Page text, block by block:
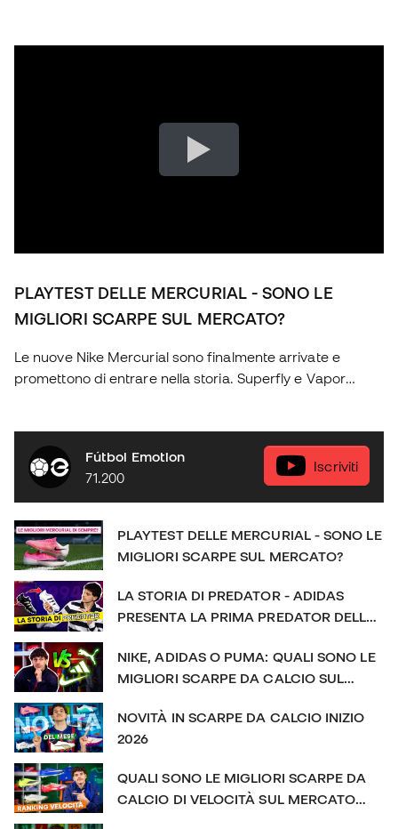
PLAYTEST DELLE MERCURIAL - SONO LE
MIGLIORI SCARPE SUL MERCATO?
Le nuove Nike Mercurial sono finalmente arrivate e
promettono di entrare nella storia. Superfly e Vapor
eccezionali e sensazioni uniche a ogni giocatore. Nel
video di oggi analizzeremo nel dettaglio tutte le novità, le
differenze tra i due modelli e le tecnologie che le
rendono tra le scarpe più attese dell'anno. Non perdetevi
nulla sulle nuove Nike Mercurial! Diventa socio di Futbol
Emotion: http://bit.ly/FEClub Scopri il negozio online:
https://www.futbolemotion.com/it SOCIAL: IG:
https://www.instagram.com/futbolemotionit/ FB:
https://www.facebook.com/futbolemotionit/
#FutbolEmotion #mercurial #nikefoo
Fútbol Emotion
71.200
Iscriviti
PLAYTEST DELLE MERCURIAL - SONO LE
MIGLIORI SCARPE SUL MERCATO?
LA STORIA DI PREDATOR - ADIDAS
PRESENTA LA PRIMA PREDATOR DELLA
NIKE, ADIDAS O PUMA: QUALI SONO LE
MIGLIORI SCARPE DA CALCIO SUL
NOVITÀ IN SCARPE DA CALCIO INIZIO
2026
QUALI SONO LE MIGLIORI SCARPE DA
CALCIO DI VELOCITÀ SUL MERCATO